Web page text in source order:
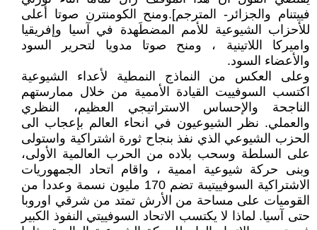
فييتنام والجزائر- المترجم].ومنح الكومنترن صوتا أعلى
للأحزاب الشيوعية للأمم المضطَهدة في آسيا وإفريقيا
واميركا اللاتينية ، ومنح صوتا مدويا لتحرير السود
والأعضاء السود.
وعلى العكس من النماذج النمطية لأعداء الشيوعية
اكتسب السوفييت القيادة الأممية من خلال ممارستهم
الناجحة والإحساس الاستراتيجي العظيم، النظري
والعملي. نظر الشيوعيون في انحاء العالم بإعجاب الى
الحزب الشيوعي الذي نفذ بنجاح ثورة اشتراكية واستولى
على السلطة وسحب بلاده من الحرب العالمية الأولى،
وبنى حركة شيوعية اممية ، واقام اتحاد الجمهوريات
الاشتراكية السوفييتيىة تضم 170 مليون نسمة وعددا من
القوميات على مساحة من الأرش تمتد من شرقي اوروبا
حتى آسيا. لماذا لا يكتسب الاتحاد السوفييتي النفوذ الكبير